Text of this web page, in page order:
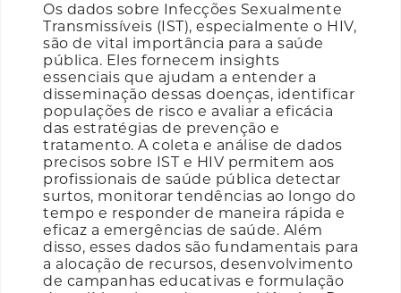
Os dados sobre Infecções Sexualmente
Transmissíveis (IST), especialmente o HIV,
são de vital importância para a saúde
pública. Eles fornecem insights
essenciais que ajudam a entender a
disseminação dessas doenças, identificar
populações de risco e avaliar a eficácia
das estratégias de prevenção e
tratamento. A coleta e análise de dados
precisos sobre IST e HIV permitem aos
profissionais de saúde pública detectar
surtos, monitorar tendências ao longo do
tempo e responder de maneira rápida e
eficaz a emergências de saúde. Além
disso, esses dados são fundamentais para
a alocação de recursos, desenvolvimento
de campanhas educativas e formulação